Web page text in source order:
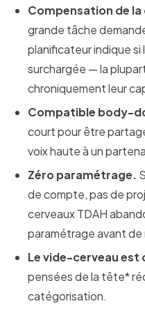
Compensation de
grande tâche
planificateur indique si
surchargée — la
chroniquement leur
Compatible body-
court pour être
voix haute à un
Zéro paramétrage.
de compte, pas de
cerveaux TDAH
paramétrage avant de
Le vide-cerveau est
pensées de la tête*
catégorisation.